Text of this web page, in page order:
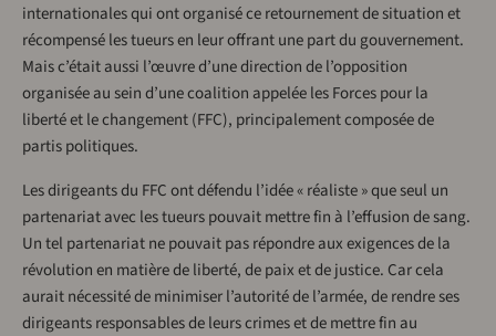
internationales qui ont organisé ce retournement de situation et
récompensé les tueurs en leur offrant une part du gouvernement.
Mais c’était aussi l’œuvre d’une direction de l’opposition
organisée au sein d’une coalition appelée les Forces pour la
liberté et le changement (FFC), principalement composée de
partis politiques.
Les dirigeants du FFC ont défendu l’idée « réaliste » que seul un
partenariat avec les tueurs pouvait mettre fin à l’effusion de sang.
Un tel partenariat ne pouvait pas répondre aux exigences de la
révolution en matière de liberté, de paix et de justice. Car cela
aurait nécessité de minimiser l’autorité de l’armée, de rendre ses
dirigeants responsables de leurs crimes et de mettre fin au